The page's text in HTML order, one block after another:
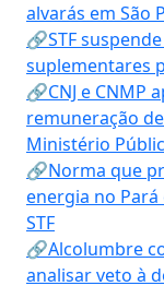
alvarás em São
🔗STF
suplementares
🔗CNJ e CNMP
remuneração
Ministério
🔗Norma que
energia no
STF
🔗Alcolumbre
analisar veto à